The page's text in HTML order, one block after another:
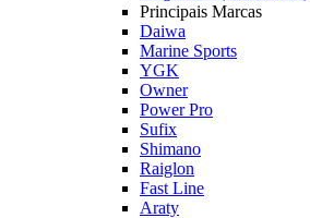
Principais Marcas
Daiwa
Marine Sports
YGK
Owner
Power Pro
Sufix
Shimano
Raiglon
Fast Line
Araty